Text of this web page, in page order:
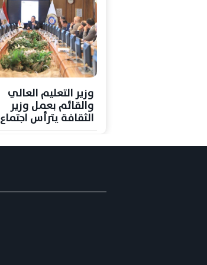
وزير التعليم العالي
والقائم بعمل وزير
الثقافة يترأس اجتماع